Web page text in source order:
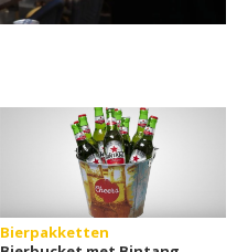
Bierpakketten